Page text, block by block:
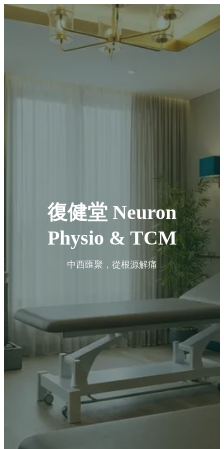
復健堂 Neuron
Physio & TCM
中西匯聚，從根源解痛